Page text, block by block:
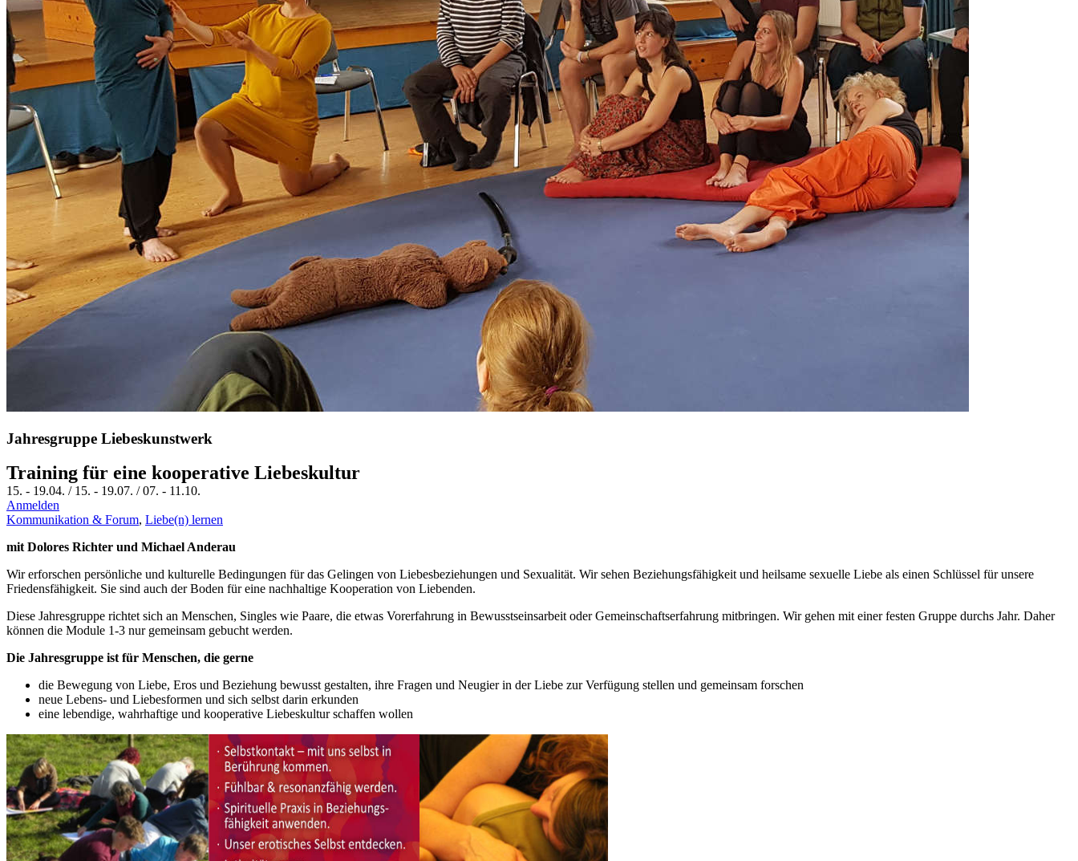
Jahresgruppe Liebeskunstwerk
Training für eine kooperative Liebeskultur
15. - 19.04. / 15. - 19.07. /07. - 11.10.
Anmelden
Kommunikation & Forum, Liebe(n) lernen
mit Dolores Richter und Michael Anderau
Wir erforschen persönliche und kulturelle Bedin­gungen für das Gelingen von Liebes­beziehungen und Sexualität. Wir sehen Beziehungs­fähigkeit und heilsame sexuelle Liebe als einen Schlüssel für unsere
Friedensfähigkeit. Sie sind auch der Boden für eine nachhaltige Kooperation von Liebenden.
Diese Jahresgruppe richtet sich an Menschen, Singles wie Paare, die etwas Vorerfahrung in Bewusstseinsarbeit oder Gemeinschaftserfahrung mitbringen. Wir gehen mit einer festen Gruppe durchs Jahr. Daher
können die Module 1-3 nur gemeinsam gebucht werden.
Die Jahresgruppe ist für Menschen, die gerne
die Bewegung von Liebe, Eros und Beziehung bewusst gestalten, ihre Fragen und Neugier in der Liebe zur Verfügung stellen und gemeinsam forschen
neue Lebens- und Liebesformen und sich selbst darin erkunden
eine lebendige, wahrhaftige und kooperative Liebeskultur schaffen wollen